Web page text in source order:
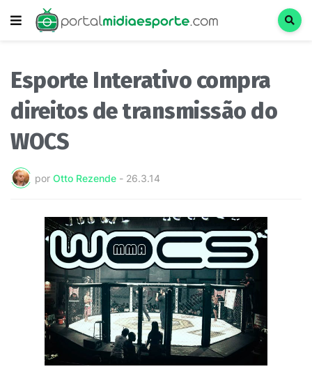
Esporte Interativo compra
direitos de transmissão do
WOCS
por Otto Rezende - 26.3.14